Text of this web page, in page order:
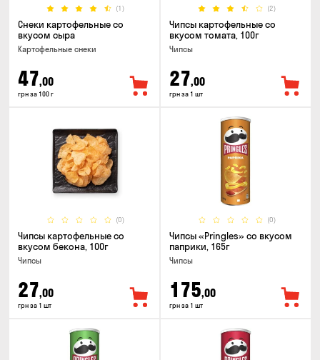
(1)
Снеки картофельные со
вкусом сыра
Картофельные снеки
47,00
грн за 100 г
(2)
Чипсы картофельные со
вкусом томата, 100г
Чипсы
27,00
грн за 1 шт
(0)
Чипсы картофельные со
вкусом бекона, 100г
Чипсы
27,00
грн за 1 шт
(0)
Чипсы «Pringles» со вкусом
паприки, 165г
Чипсы
175,00
грн за 1 шт